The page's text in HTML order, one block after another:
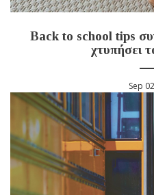
Back to school tips
χτυπήσει
Sep